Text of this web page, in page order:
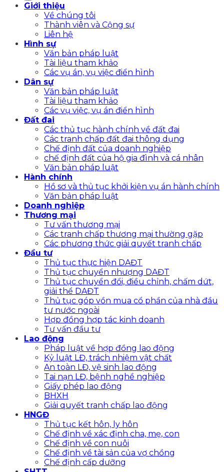
Giới thiệu
Về chúng tôi
Thành viên và Cộng sự
Liên hệ
Hình sự
Văn bản pháp luật
Tài liệu tham khảo
Các vụ án, vụ việc điển hình
Dân sự
Văn bản pháp luật
Tài liệu tham khảo
Các vụ việc, vụ án điển hình
Đất đai
Các thủ tục hành chính về đất đai
Các tranh chấp đất đai thông dụng
Chế định đất của doanh nghiệp
chế định đất của hộ gia đình và cá nhân
Văn bản pháp luật
Hành chính
Hồ sơ và thủ tục khởi kiện vụ án hành chính
Văn bản pháp luật
Doanh nghiệp
Thương mại
Tư vấn thương mại
Các tranh chấp thương mại thường gặp
Các phương thức giải quyết tranh chấp
Đầu tư
Thủ tục thực hiện DAĐT
Thủ tục chuyển nhượng DAĐT
Thủ tục chuyển đổi, điều chỉnh, chấm dứt,
giải thể DAĐT
Thủ tục góp vồn mua cổ phần của nhà đầu
tư nước ngoài
Hợp đồng hợp tác kinh doanh
Tư vấn đầu tư
Lao động
Pháp luật về hợp đồng lao động
Kỷ luật LĐ, trách nhiệm vật chất
An toàn LĐ, vệ sinh lao động
Tai nạn LĐ, bệnh nghề nghiệp
Giấy phép lao động
BHXH
Giải quyết tranh chấp lao động
HNGĐ
Thủ tục kết hôn, ly hôn
Chế định về xác định cha, mẹ, con
Chế định về con nuôi
Chế định về tài sản của vợ chồng
Chế định cấp dưỡng